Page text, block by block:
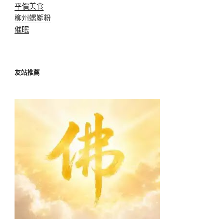
平價美食
柳州螺螄粉
催眠
友站推薦